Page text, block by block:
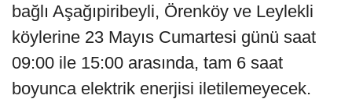
bağlı Aşağıpiribeyli, Örenköy ve Leylekli
köylerine 23 Mayıs Cumartesi günü saat
09:00 ile 15:00 arasında, tam 6 saat
boyunca elektrik enerjisi iletilemeyecek.